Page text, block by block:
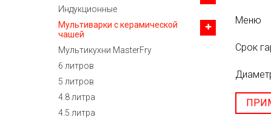
Индукционные
Мультиварки с керамической
чашей
Мультикухни MasterFry
6 литров
5 литров
4.8 литра
4.5 литра
Меню
Срок